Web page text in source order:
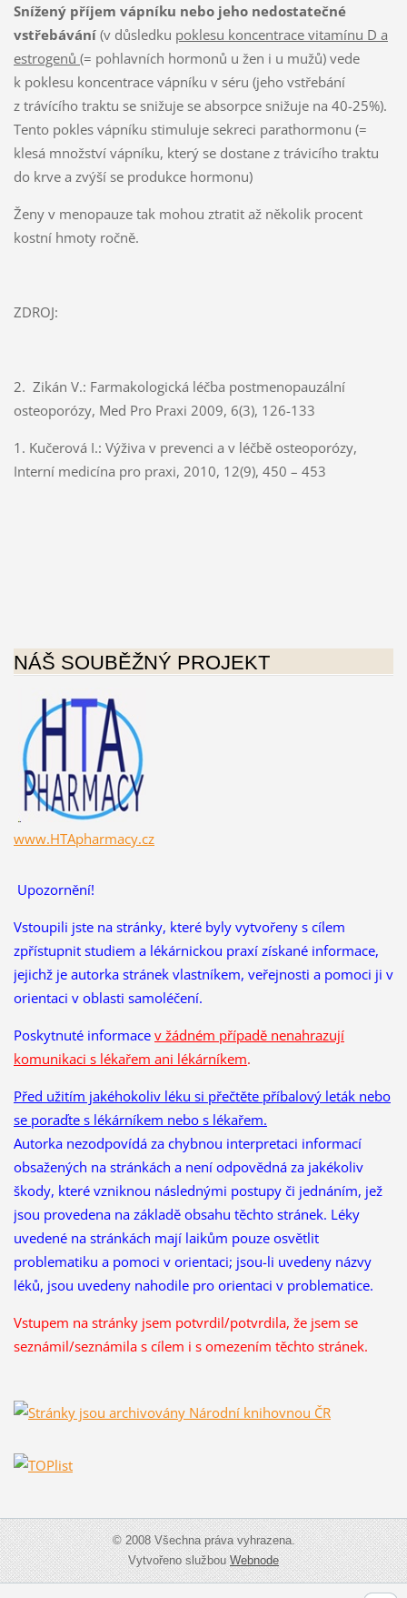
Snížený příjem vápníku nebo jeho nedostatečné
vstřebávání(v důsledku poklesu koncentrace vitamínu D a
estrogenů (= pohlavních hormonů u žen i u mužů) vede
k poklesu koncentrace vápníku v séru (jeho vstřebání
z trávícího traktu se snižuje se absorpce snižuje na 40-25%).
Tento pokles vápníku stimuluje sekreci parathormonu (=
klesá množství vápníku, který se dostane z trávicího traktu
do krve a zvýší se produkce hormonu)
Ženy v menopauze tak mohou ztratit až několik procent
kostní hmoty ročně.
ZDROJ:
2. Zikán V.: Farmakologická léčba postmenopauzální
osteoporózy, Med Pro Praxi 2009, 6(3), 126-133
1. Kučerová I.: Výživa v prevenci a v léčbě osteoporózy,
Interní medicína pro praxi, 2010, 12(9), 450 – 453
NÁŠ SOUBĚŽNÝ PROJEKT
www.HTApharmacy.cz
Upozornění!
Vstoupili jste na stránky, které byly vytvořeny s cílem
zpřístupnit studiem a lékárnickou praxí získané informace,
jejichž je autorka stránek vlastníkem, veřejnosti a pomoci ji v
orientaci v oblasti samoléčení.
Poskytnuté informace v žádném případě nenahrazují
komunikaci s lékařem ani lékárníkem.
Před užitím jakéhokoliv léku si přečtěte příbalový leták nebo
se poraďte s lékárníkem nebo s lékařem.
Autorka nezodpovídá za chybnou interpretaci informací
obsažených na stránkách a není odpovědná za jakékoliv
škody, které vzniknou následnými postupy či jednáním, jež
jsou provedena na základě obsahu těchto stránek. Léky
uvedené na stránkách mají laikům pouze osvětlit
problematiku a pomoci v orientaci; jsou-li uvedeny názvy
léků, jsou uvedeny nahodile pro orientaci v problematice.
Vstupem na stránky jsem potvrdil/potvrdila, že jsem se
seznámil/seznámila s cílem i s omezením těchto stránek.
© 2008 Všechna práva vyhrazena.
Vytvořeno službouWebnode